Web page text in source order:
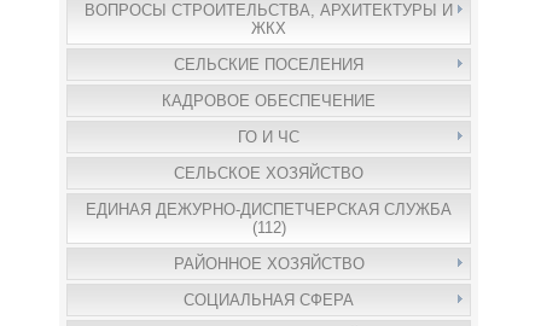
ВОПРОСЫ СТРОИТЕЛЬСТВА, АРХИТЕКТУРЫ И
ЖКХ
СЕЛЬСКИЕ ПОСЕЛЕНИЯ
КАДРОВОЕ ОБЕСПЕЧЕНИЕ
ГО И ЧС
СЕЛЬСКОЕ ХОЗЯЙСТВО
ЕДИНАЯ ДЕЖУРНО-ДИСПЕТЧЕРСКАЯ СЛУЖБА
(112)
РАЙОННОЕ ХОЗЯЙСТВО
СОЦИАЛЬНАЯ СФЕРА